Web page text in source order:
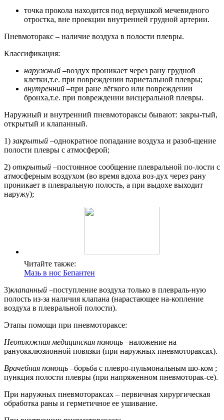
точка прокола находится под верхушкой мечевидного
отростка, вне проекции внутренней грудной артерии.
Пневмоторакс – наличие воздуха в полости плевры.
Классификация:
наружный –воздух проникает через рану грудной
клетки,т.е. при повреждении париетальной плевры;
внутренний –при ране лёгкого или повреждении
бронха,т.е. при повреждении висцеральной плевры.
Наружный и внутренний пневмотораксы бывают: закры-тый,
открытый и клапанный.
1)закрытый –однократное попадание воздуха и разоб-щение
полости плевры с атмосферой;
2) открытый –постоянное сообщение плевральной по-лости с
атмосферным воздухом (во время вдоха воз-дух через рану
проникает в плевральную полость, а при выдохе выходит
наружу);
Читайте также:
Мазь в нос Бепантен
3)клапанный –поступление воздуха только в плевраль-ную
полость из-за наличия клапана (нарастающее на-копление
воздуха в плевральной полости).
Этапы помощи при пневмотораксе:
Неотложная медицинская помощь –наложение на
рануокклюзионной повязки (при наружных пневмотораксах).
Врачебная помощь –борьба с плевро-пульмональным шо-ком ;
пункция полости плевры (при напряженном пневмоторак-се).
При наружных пневмотораксах – первичная хирургическая
обработка раны и герметичное ее ушивание.